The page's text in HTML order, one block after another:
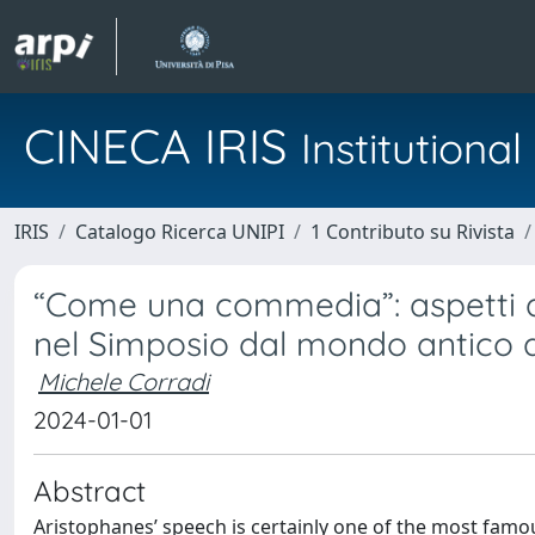
CINECA IRIS
IRIS Catalogo Ricerca UNIPI 1 Contributo su Rivista
“Come una commedia”:
nel Simposio dal mondo antico
Michele Corradi
2024-01-01
Abstract
Aristophanes’ speech is certainly one of the most